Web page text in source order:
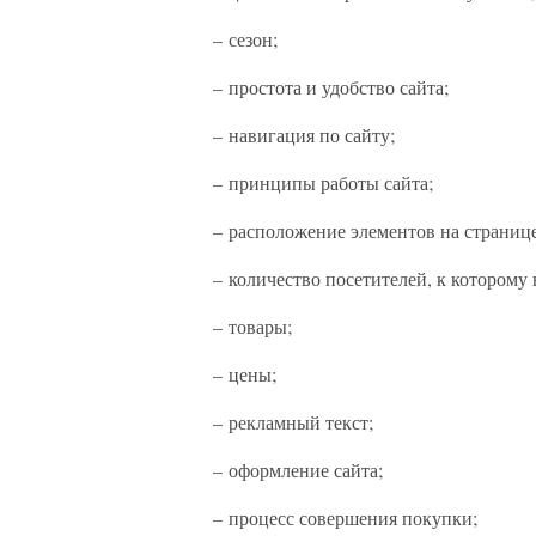
– сезон;
– простота и удобство сайта;
– навигация по сайту;
– принципы работы сайта;
– расположение элементов на
– количество посетителей, к которому
– товары;
– цены;
– рекламный текст;
– оформление сайта;
– процесс совершения покупки;